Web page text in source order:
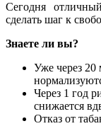
Сегодня
сделать шаг к
Знаете ли вы?
Уже через 20
Через 1 год
снижается
Отказ от